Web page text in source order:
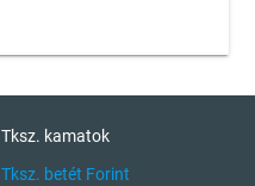
Tksz. kamatok
Tksz. betét Forint